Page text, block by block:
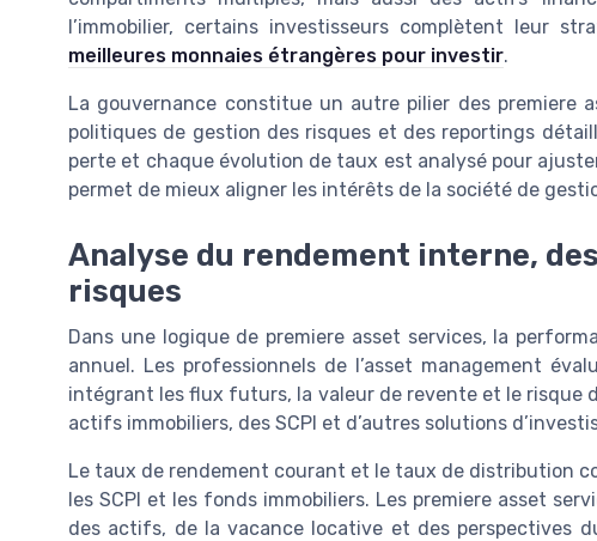
l’immobilier, certains investisseurs complètent leur
meilleures monnaies étrangères pour investir.
La gouvernance constitue un autre pilier des premiere
politiques de gestion des risques et des reportings
perte et chaque évolution de taux est analysé pour
permet de mieux aligner les intérêts de la société de
Analyse du rendement interne,
risques
Dans une logique de premiere asset services, la
annuel. Les professionnels de l’asset management
intégrant les flux futurs, la valeur de revente et le risque
actifs immobiliers, des SCPI et d’autres solutions
Le taux de rendement courant et le taux de distribution
les SCPI et les fonds immobiliers. Les premiere asset
des actifs, de la vacance locative et des perspectives